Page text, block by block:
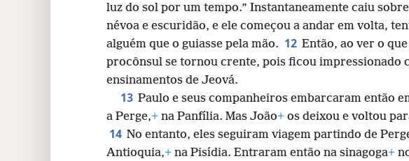
luz do sol por um tempo.” Instantaneamente caiu
névoa e escuridão, e ele começou a andar em volta,
alguém que o guiasse pela mão. 12 Então, ao ver o
procônsul se tornou crente, pois ficou impressionado
ensinamentos de Jeová.
13 Paulo e seus companheiros embarcaram então
a Perge,+ na Panfília. Mas João+ os deixou e voltou
14 No entanto, eles seguiram viagem partindo de
Antioquia,+ na Pisídia. Entraram então na sinagoga+